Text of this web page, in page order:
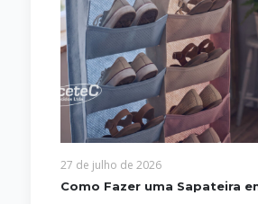
27 de julho de 2026
Como Fazer uma Sapateira